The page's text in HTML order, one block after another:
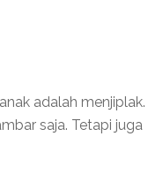
adalah menjiplak.
saja. Tetapi juga